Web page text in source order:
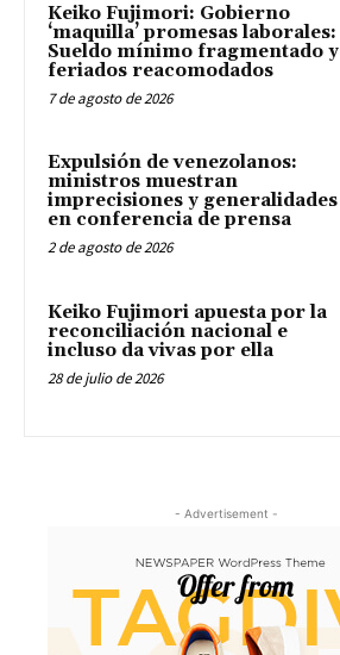
Keiko Fujimori: Gobierno
‘maquilla’ promesas laborales:
Sueldo mínimo fragmentado y
feriados reacomodados
7 de agosto de 2026
Expulsión de venezolanos:
ministros muestran
imprecisiones y generalidades
en conferencia de prensa
2 de agosto de 2026
Keiko Fujimori apuesta por la
reconciliación nacional e
incluso da vivas por ella
28 de julio de 2026
- Advertisement -